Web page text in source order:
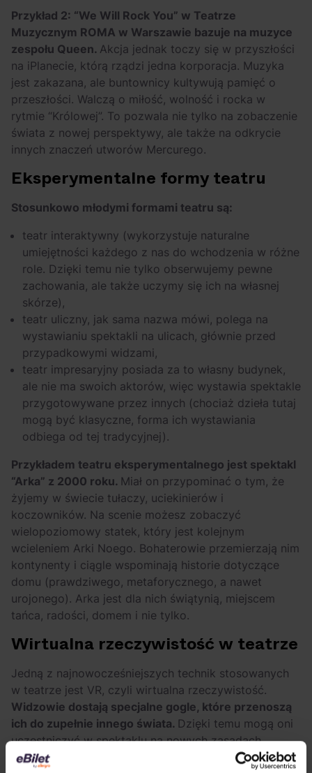
Przykład 2: “We Will Rock You” w Teatrze
Muzycznym ROMA w Warszawie bazuje na muzyce
zespołu Queen. Akcja jednak toczy się w przyszłości
na iPlanecie, którą rządzi jedna korporacja. Muzyka
jest zakazana, ale buntownicy kultywują pamięć o
przeszłości. Walczą o miłość, wolność i rocka w
rytmie “Królowej”. To pozwala nie tylko na zobaczenie
świata z nowej perspektywy, ale także na odkrycie
innych znaczeń utworów Mercurego.
Eksperymentalne formy teatru
Stosunkowo młodymi formami teatru są:
teatr interaktywny (wykorzystuje naturalne
umiejętności każdego z nas do wchodzenia w różne
role. Dzięki temu nie tylko obserwujemy pewne
zachowania, ale także uczymy się ich na własnej
skórze),
teatr uliczny, jak sama nazwa mówi, polega na
wystawianiu spektakli na ulicach, głównie przed
przypadkowymi widzami,
teatr impresaryjny posiada za to własny budynek,
ale nie ma swoich aktorów, więc wystawia spektakle
przygotowywane przez innych (chociaż dzieła tutaj
mogą być klasyczne, forma ich wystawiania
odbiega od tej tradycyjnej).
Przykładem teatru eksperymentalnego jest spektakl
“Arka” z 2000 roku. Miał on przypominać o tym, że
żyjemy w świecie tułaczy, uciekinierów i
koczowników. Na scenie możesz zobaczyć
wielopoziomowy statek, który jest kolejnym
wcieleniem Arki Noego. Bohaterowie przemierzają nim
kontynenty i ciągle wspominają historie dotyczące
domu (prawdziwego, metaforycznego, a nawet
urojonego). Arka jest dla nich świątynią, miejscem
tańca, radości, domem i nie tylko.
Wirtualna rzeczywistość w teatrze
Jedną z najnowocześniejszych technik stosowanych
w teatrze jest VR, czyli wirtualna rzeczywistość.
Widzowie dostają specjalne gogle, które przenoszą
ich do zupełnie innego świata. Dzięki temu mogą oni
uczestniczyć w spektaklu na nowych zasadach,
obserwując bohaterów z różnych perspektyw czy też